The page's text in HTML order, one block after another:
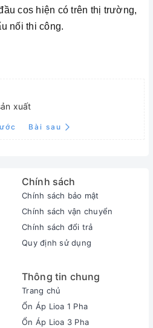
cos hiện có trên thị trường,
nối thi công.
xuất
Bài sau
Chính sách
Chính sách bảo mật
Chính sách vận chuyển
Chính sách đổi trả
Quy định sử dụng
Thông tin chung
Trang chủ
Ổn Áp Lioa 1 Pha
Ổn Áp Lioa 3 Pha